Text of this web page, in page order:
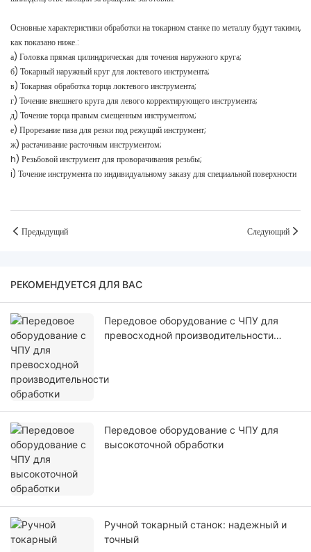
Основные характеристики обработки на токарном станке по металлу будут такими,
как показано ниже.:
а) Головка прямая цилиндрическая для точения наружного круга;
б) Токарный наружный круг для локтевого инструмента;
в) Токарная обработка торца локтевого инструмента;
г) Точение внешнего круга для левого корректирующего инструмента;
д) Точение торца правым смещенным инструментом;
е) Прорезание паза для резки под режущий инструмент;
ж) растачивание расточным инструментом;
h) Резьбовой инструмент для проворачивания резьбы;
i) Точение инструмента по индивидуальному заказу для специальной поверхности
Предыдущий Следующий
РЕКОМЕНДУЕТСЯ ДЛЯ ВАС
Передовое оборудование с ЧПУ для
превосходной производительности
Передовое оборудование с ЧПУ для
высокоточной обработки
Ручной токарный станок: надежный и
точный